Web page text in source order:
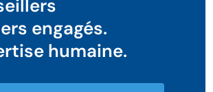
engagés.
humaine.